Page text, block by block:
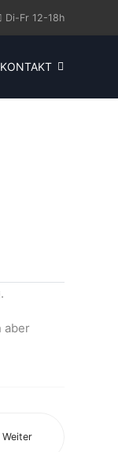
Di-Fr 12-18h
KONTAKT
aber
Weiter